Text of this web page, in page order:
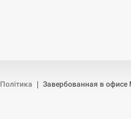
Політика Завербованная в